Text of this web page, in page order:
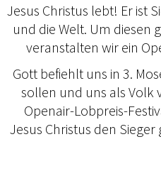
Jesus Christus lebt! Er ist
und die Welt. Um diesen
veranstalten wir ein
Gott befiehlt uns in 3.
sollen und uns als Volk
Openair-Lobpreis-
Jesus Christus den